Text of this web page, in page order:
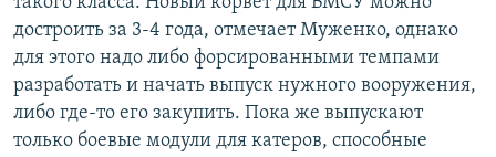
достроить за 3-4 года, отмечает Муженко, однако
для этого надо либо форсированными темпами
разработать и начать выпуск нужного вооружения,
либо где-то его закупить. Пока же выпускают
только боевые модули для катеров, способные